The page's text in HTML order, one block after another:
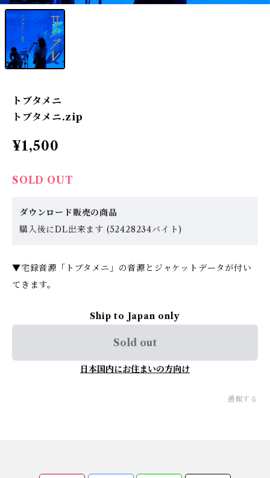
トブタメニ
トブタメニ.zip
¥1,500
SOLD OUT
ダウンロード販売の商品
購入後にDL出来ます (52428234バイト)
▼宅録音源「トブタメニ」の音源とジャケットデータが付い
てきます。
Ship to Japan only
Sold out
日本国内にお住まいの方向け
通報する